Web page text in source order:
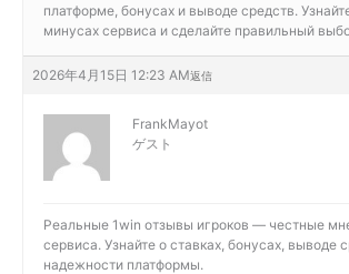
платформе, бонусах и выводе средств.
минусах сервиса и сделайте правильный
2026年4月15日 12:23 AM返信
FrankMayot
ゲスト
Реальные 1win отзывы игроков — честные
сервиса. Узнайте о ставках, бонусах, выводе
надежности платформы.